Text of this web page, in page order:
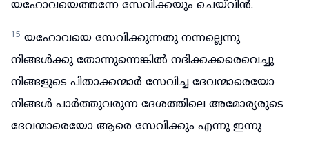
യഹോവയെത്തന്നേ സേവിക്കയും ചെയ്‌വിൻ.
15 യഹോവയെ സേവിക്കുന്നതു നന്നല്ലെന്നു
നിങ്ങൾക്കു തോന്നുന്നെങ്കിൽ നദിക്കക്കരെവെച്ചു
നിങ്ങളുടെ പിതാക്കന്മാർ സേവിച്ച ദേവന്മാരെയോ
നിങ്ങൾ പാർത്തുവരുന്ന ദേശത്തിലെ അമോര്യരുടെ
ദേവന്മാരെയോ ആരെ സേവിക്കും എന്നു ഇന്നു